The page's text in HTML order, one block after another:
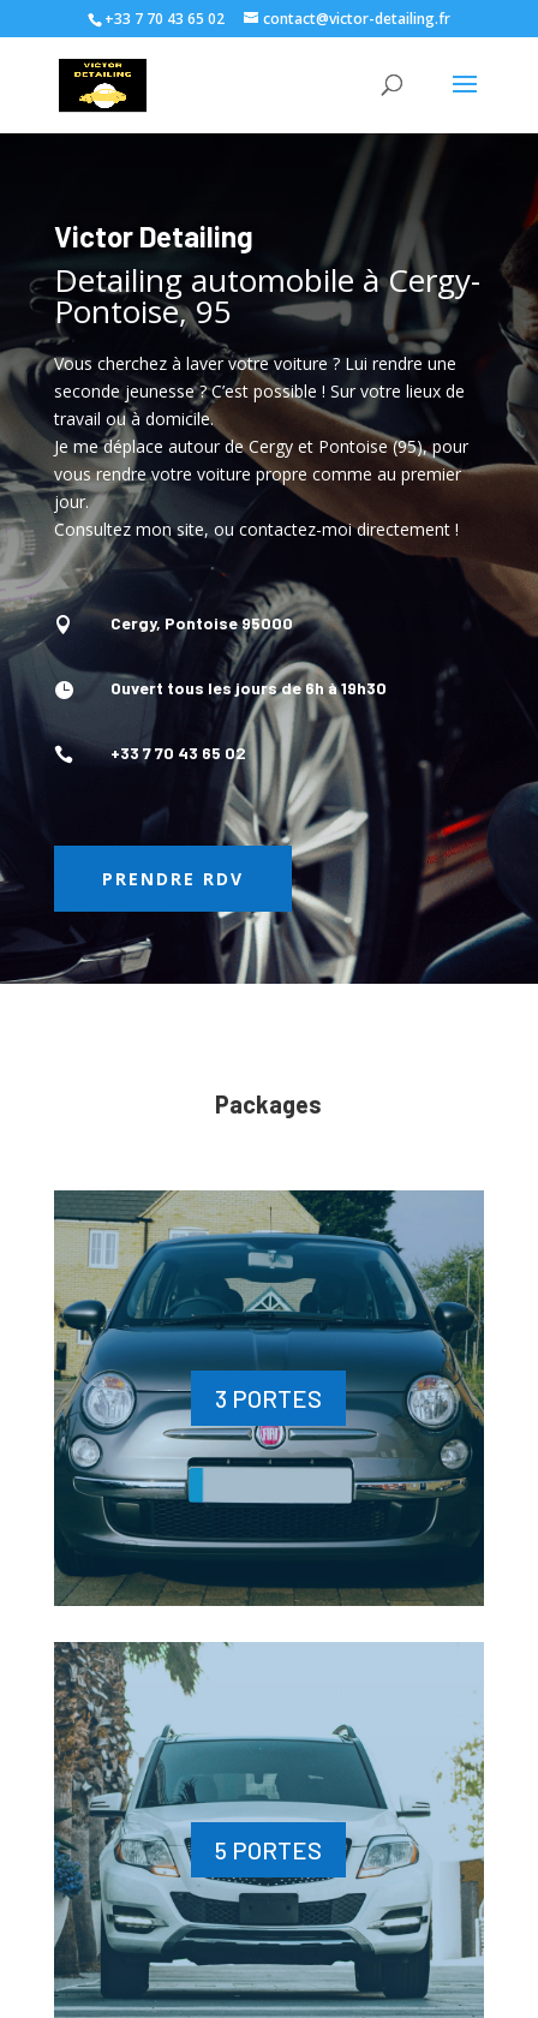
+33 7 70 43 65 02 contact@victor-detailing.fr
Victor Detailing
Detailing automobile à Cergy-
Pontoise, 95
Vous cherchez à laver votre voiture ? Lui rendre une
seconde jeunesse ? C’est possible ! Sur votre lieux de
travail ou à domicile.
Je me déplace autour de Cergy et Pontoise (95), pour
vous rendre votre voiture propre comme au premier
jour.
Consultez mon site, ou contactez-moi directement !
 Cergy, Pontoise 95000
 Ouvert tous les jours de 6h à 19h30
 +33 7 70 43 65 02
PRENDRE RDV
Packages
3 PORTES
5 PORTES